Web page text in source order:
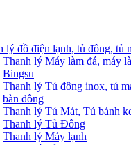
lý đồ điện lạnh, tủ đông, tủ
Thanh lý Máy làm đá, máy
Bingsu
Thanh lý Tủ đông inox, tủ
bàn đông
Thanh lý Tủ Mát, Tủ bánh
Thanh lý Tủ Đông
Thanh lý Máy lạnh